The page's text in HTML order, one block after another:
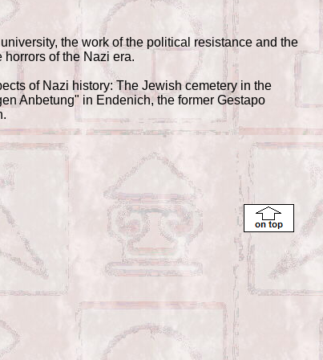
the work of the political resistance and the
of the Nazi era.
of Nazi history: The Jewish cemetery in the
Anbetung" in Endenich, the former Gestapo